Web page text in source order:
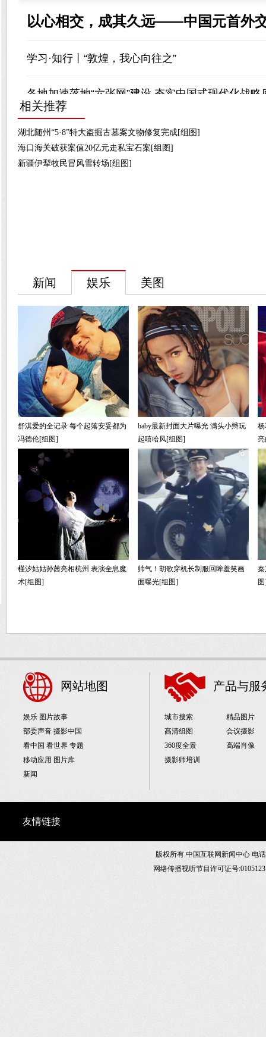
相关推荐
湖北随州“5·8”特大盗掘古墓案文物修复完成[组图]
海口海关破获案值20亿元走私宝石案[组图]
新疆伊犁牧民冒风雪转场[组图]